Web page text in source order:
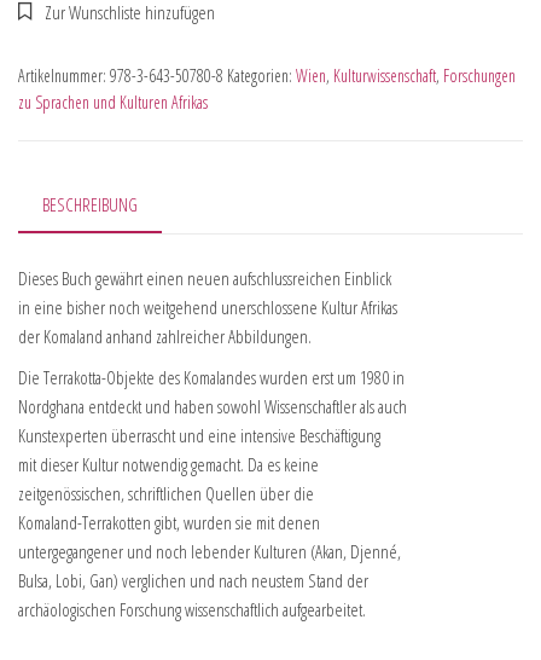
Artikelnummer: 978-3-643-50780-8 Kategorien: Wien, Kulturwissenschaft, Forschungen
zu Sprachen und Kulturen Afrikas
BESCHREIBUNG
Dieses Buch gewährt einen neuen aufschlussreichen Einblick
in eine bisher noch weitgehend unerschlossene Kultur Afrikas
der Komaland anhand zahlreicher Abbildungen.
Die Terrakotta-Objekte des Komalandes wurden erst um 1980 in
Nordghana entdeckt und haben sowohl Wissenschaftler als auch
Kunstexperten überrascht und eine intensive Beschäftigung
mit dieser Kultur notwendig gemacht. Da es keine
zeitgenössischen, schriftlichen Quellen über die
Komaland-Terrakotten gibt, wurden sie mit denen
untergegangener und noch lebender Kulturen (Akan, Djenné,
Bulsa, Lobi, Gan) verglichen und nach neustem Stand der
archäologischen Forschung wissenschaftlich aufgearbeitet.